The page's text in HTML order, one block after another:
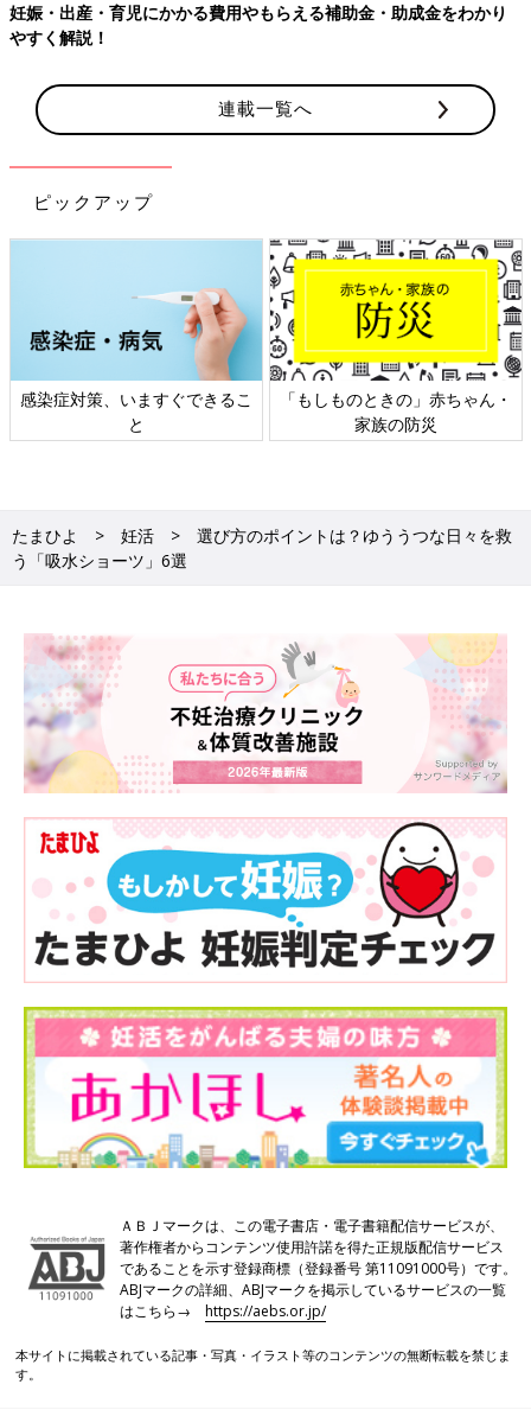
妊娠・出産・育児にかかる費用やもらえる補助金・助成金をわかり
やすく解説！
連載一覧へ
ピックアップ
感染症対策、いますぐできるこ
と
「もしものときの」赤ちゃん・
家族の防災
たまひよ 妊活
選び方のポイントは？ゆううつな日々を救
う「吸水ショーツ」6選
ＡＢＪマークは、この電子書店・電子書籍配信サービスが、
著作権者からコンテンツ使用許諾を得た正規版配信サービス
であることを示す登録商標（登録番号 第11091000号）です。
ABJマークの詳細、ABJマークを掲示しているサービスの一覧
はこちら→https://aebs.or.jp/
本サイトに掲載されている記事・写真・イラスト等のコンテンツの無断転載を禁じま
す。